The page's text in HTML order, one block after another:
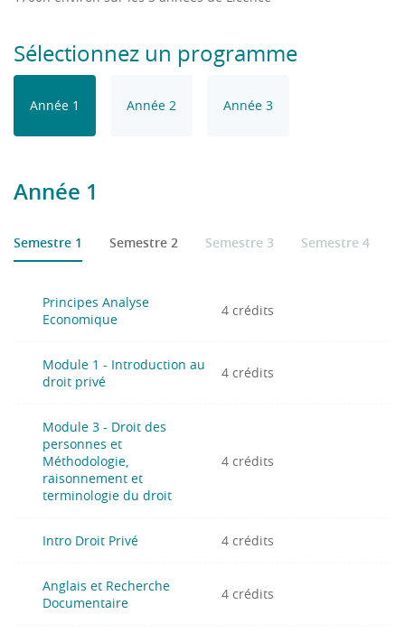
Sélectionnez un programme
Année 1 Année 2 Année 3
Année 1
Semestre 1 Semestre 2 Semestre 3 Semestre 4
Principes Analyse
Economique
4 crédits
Module 1 - Introduction au
droit privé
4 crédits
Module 3 - Droit des
personnes et
Méthodologie,
raisonnement et
terminologie du droit
4 crédits
Intro Droit Privé 4 crédits
Anglais et Recherche
Documentaire
4 crédits